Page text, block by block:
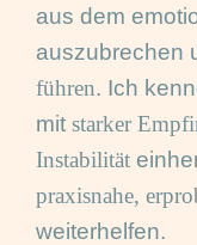
aus dem
auszubrechen
führen. Ich
mit starker
Instabilität
praxisnahe,
weiterhelfen.